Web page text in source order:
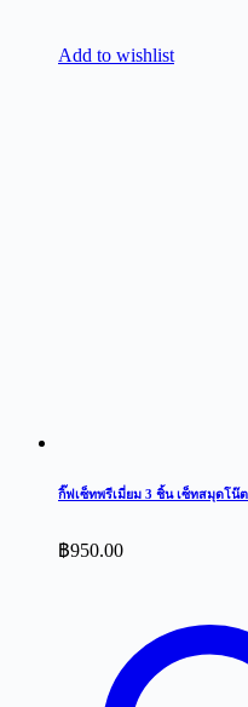
Add to wishlist
กิ๊ฟเซ็ทพรีเมี่ยม 3 ชิ้น เซ็ทสมุดโน๊
฿950.00